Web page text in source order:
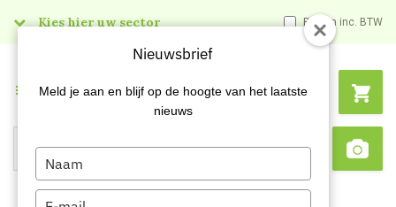
Kies hier uw sector Prijzen inc. BTW
Search
Menu
Nieuwsbrief
Meld je aan en blijf op de hoogte van het laatste
nieuws
Type
your
name
Type